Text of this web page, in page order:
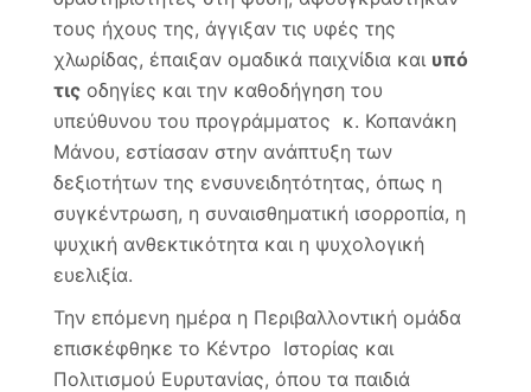
τους ήχους της, άγγιξαν τις υφές της
χλωρίδας, έπαιξαν ομαδικά παιχνίδια και υπό
τις οδηγίες και την καθοδήγηση του
υπεύθυνου του προγράμματος κ. Κοπανάκη
Μάνου, εστίασαν στην ανάπτυξη των
δεξιοτήτων της ενσυνειδητότητας, όπως η
συγκέντρωση, η συναισθηματική ισορροπία, η
ψυχική ανθεκτικότητα και η ψυχολογική
ευελιξία.
Την επόμενη ημέρα η Περιβαλλοντική ομάδα
επισκέφθηκε το Κέντρο Ιστορίας και
Πολιτισμού Ευρυτανίας, όπου τα παιδιά